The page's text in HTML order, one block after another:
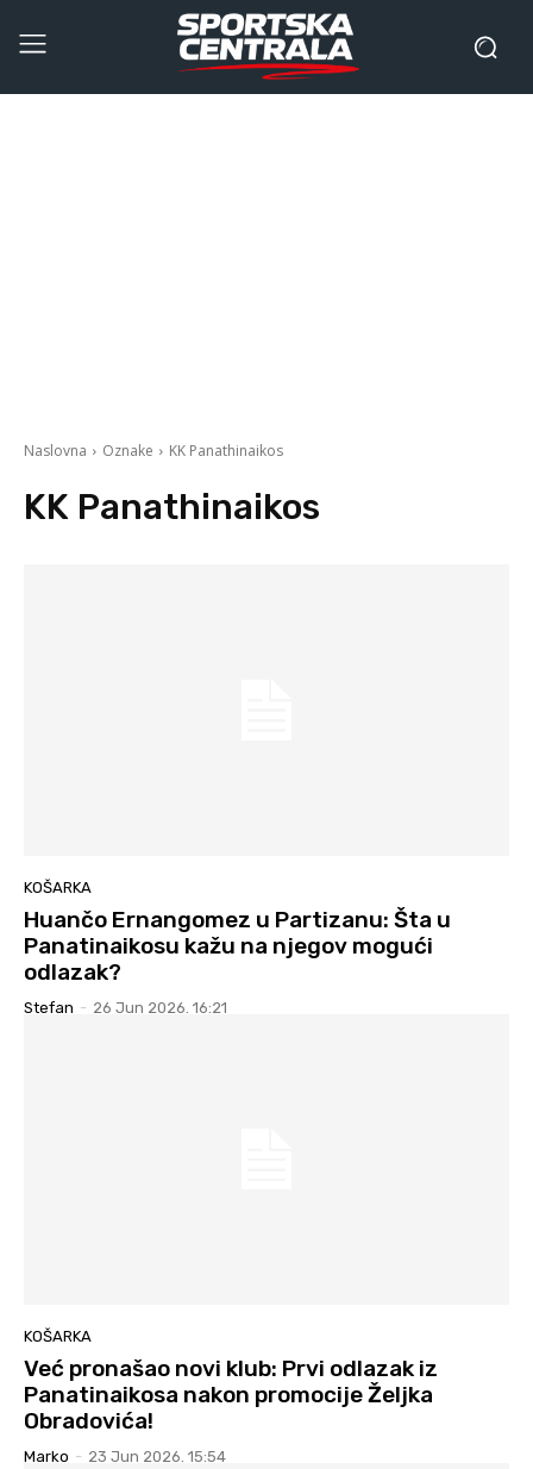
Naslovna Oznake KK Panathinaikos
KK Panathinaikos
KOŠARKA
Huančo Ernangomez u Partizanu: Šta u
Panatinaikosu kažu na njegov mogući
odlazak?
Stefan - 26 Jun 2026. 16:21
KOŠARKA
Već pronašao novi klub: Prvi odlazak iz
Panatinaikosa nakon promocije Željka
Obradovića!
Marko - 23 Jun 2026. 15:54